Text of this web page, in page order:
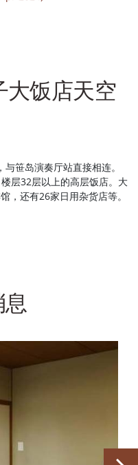
大饭店天空
笹岛演奏厅站直接相连。
层32层以上的高层饭店。大
，还有26家日用杂货店等。
息